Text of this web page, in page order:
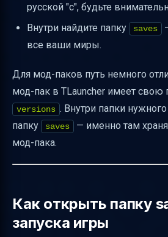
Таблица сравнения путей к
Заключение
Полезные ссылки
русской "с", будьте
Внутри найдите папку
saves
все ваши миры.
Для мод-паков путь немного
мод-пак в TLauncher имеет свою
versions . Внутри папки
папку
saves
— именно там
мод-пака.
Как открыть папку
запуска игры